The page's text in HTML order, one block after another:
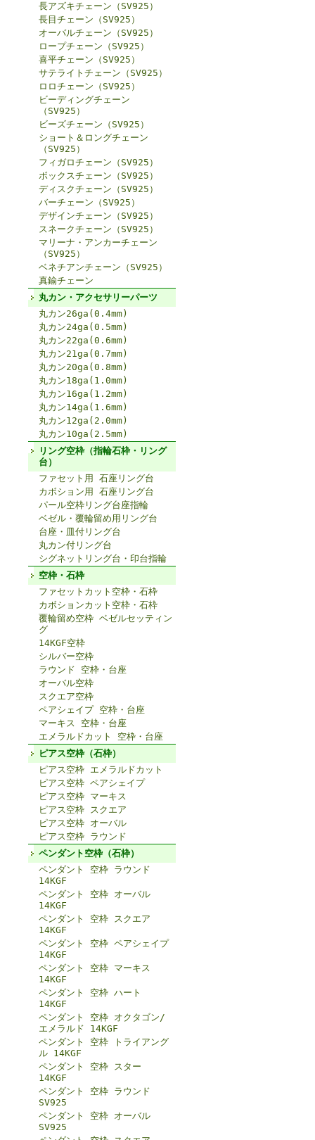
長アズキチェーン（SV925）
長目チェーン（SV925）
オーバルチェーン（SV925）
ロープチェーン（SV925）
喜平チェーン（SV925）
サテライトチェーン（SV925）
ロロチェーン（SV925）
ビーディングチェーン
（SV925）
ビーズチェーン（SV925）
ショート＆ロングチェーン
（SV925）
フィガロチェーン（SV925）
ボックスチェーン（SV925）
ディスクチェーン（SV925）
バーチェーン（SV925）
デザインチェーン（SV925）
スネークチェーン（SV925）
マリーナ・アンカーチェーン
（SV925）
ベネチアンチェーン（SV925）
真鍮チェーン
丸カン・アクセサリーパーツ
丸カン26ga(0.4mm)
丸カン24ga(0.5mm)
丸カン22ga(0.6mm)
丸カン21ga(0.7mm)
丸カン20ga(0.8mm)
丸カン18ga(1.0mm)
丸カン16ga(1.2mm)
丸カン14ga(1.6mm)
丸カン12ga(2.0mm)
丸カン10ga(2.5mm)
リング空枠（指輪石枠・リング
台）
ファセット用 石座リング台
カボション用 石座リング台
パール空枠リング台座指輪
ベゼル・覆輪留め用リング台
台座・皿付リング台
丸カン付リング台
シグネットリング台・印台指輪
空枠・石枠
ファセットカット空枠・石枠
カボションカット空枠・石枠
覆輪留め空枠 ベゼルセッティン
グ
14KGF空枠
シルバー空枠
ラウンド 空枠・台座
オーバル空枠
スクエア空枠
ペアシェイプ 空枠・台座
マーキス 空枠・台座
エメラルドカット 空枠・台座
ピアス空枠（石枠）
ピアス空枠 エメラルドカット
ピアス空枠 ペアシェイプ
ピアス空枠 マーキス
ピアス空枠 スクエア
ピアス空枠 オーバル
ピアス空枠 ラウンド
ペンダント空枠（石枠）
ペンダント 空枠 ラウンド
14KGF
ペンダント 空枠 オーバル
14KGF
ペンダント 空枠 スクエア
14KGF
ペンダント 空枠 ペアシェイプ
14KGF
ペンダント 空枠 マーキス
14KGF
ペンダント 空枠 ハート
14KGF
ペンダント 空枠 オクタゴン/
エメラルド 14KGF
ペンダント 空枠 トライアング
ル 14KGF
ペンダント 空枠 スター
14KGF
ペンダント 空枠 ラウンド
SV925
ペンダント 空枠 オーバル
SV925